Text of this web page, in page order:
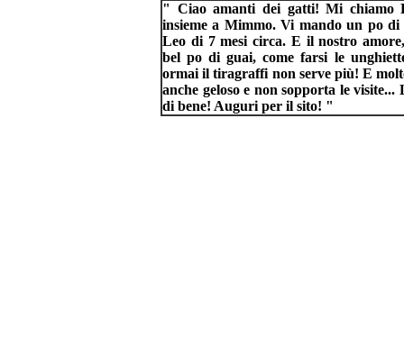
" Ciao amanti dei gatti! Mi chiamo
insieme a Mimmo. Vi mando un po
Leo di 7 mesi circa. E il nostro
bel po di guai, come farsi le
ormai il tiragraffi non serve più! E
anche geloso e non sopporta le
di bene! Auguri per il sito! "